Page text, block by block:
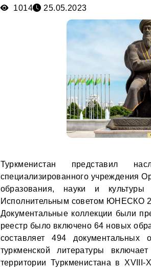
1014 25.05.2023
Туркменистан представил
специализированного учреждения
образования, науки и
Исполнительным советом ЮНЕСКО
Документальные коллекции были
реестр было включено 64 новых
составляет 494 документальных
туркменской литературы
территории Туркменистана в